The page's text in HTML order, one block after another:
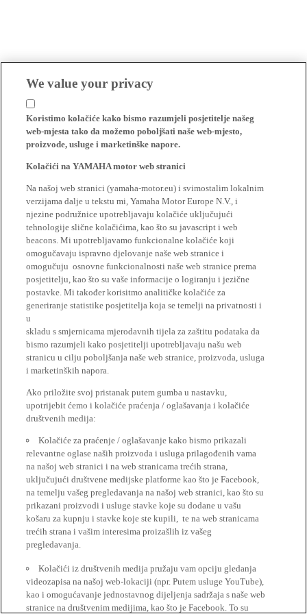
We value your privacy
Koristimo kolačiće kako bismo razumjeli posjetitelje našeg
web-mjesta tako da možemo poboljšati naše web-mjesto,
proizvode, usluge i marketinške napore.
Kolačići na YAMAHA motor web stranici
Na našoj web stranici (yamaha-motor.eu) i svimostalim lokalnim
verzijama dalje u tekstu mi, Yamaha Motor Europe N.V., i
njezine podružnice upotrebljavaju kolačiće uključujući
tehnologije slične kolačićima, kao što su javascript i web
beacons. Mi upotrebljavamo funkcionalne kolačiće koji
omogučavaju ispravno djelovanje naše web stranice i
omogučuju osnovne funkcionalnosti naše web stranice prema
posjetitelju, kao što su vaše informacije o logiranju i jezične
postavke. Mi također korisitmo analitičke kolačiće za
generiranje statistike posjetitelja koja se temelji na privatnosti i
u
skladu s smjernicama mjerodavnih tijela za zaštitu podataka da
bismo razumjeli kako posjetitelji upotrebljavaju našu web
stranicu u cilju poboljšanja naše web stranice, proizvoda, usluga
i marketinških napora.
Ako priložite svoj pristanak putem gumba u nastavku,
upotrijebit ćemo i kolačiće praćenja / oglašavanja i kolačiće
društvenih medija:
Kolačiće za praćenje / oglašavanje kako bismo prikazali
relevantne oglase naših proizvoda i usluga prilagođenih vama
na našoj web stranici i na web stranicama trećih strana,
uključujući društvene medijske platforme kao što je Facebook,
na temelju vašeg pregledavanja na našoj web stranici, kao što su
prikazani proizvodi i usluge stavke koje su dodane u vašu
košaru za kupnju i stavke koje ste kupili, te na web stranicama
trećih strana i vašim interesima proizašlih iz vašeg
pregledavanja.
Kolačići iz društvenih medija pružaju vam opciju gledanja
videozapisa na našoj web-lokaciji (npr. Putem usluge YouTube),
kao i omogućavanje jednostavnog dijeljenja sadržaja s naše web
stranice na društvenim medijima, kao što je Facebook. To su